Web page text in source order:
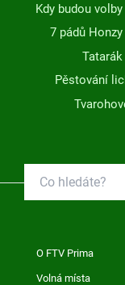
Kdy budou volby
7 pádů
Pěstování
O FTV Prima
Volná místa